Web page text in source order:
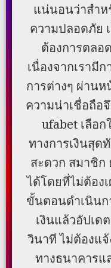
แน่นอนว่าสำห
ความปลอดภัย
ต้องการตลอ
เนื่องจากเรามี
การต่างๆ ผ่าน
ความน่าเชื่อถือ
ufabet เลือ
ทางการเงินสุด
สะดวก สมาชิก
ได้โดยที่ไม่ต้อง
ขั้นตอนดำเนิน
เงินแล้วอัปเด
วินาที ไม่ต้องแ
ทางธนาคารแ